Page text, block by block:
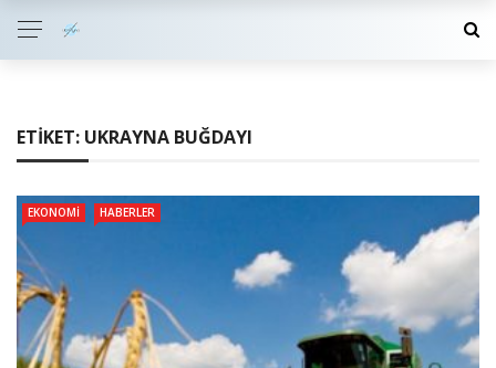
ETIKET: UKRAYNA BUĞDAYI
EKONOMI HABERLER